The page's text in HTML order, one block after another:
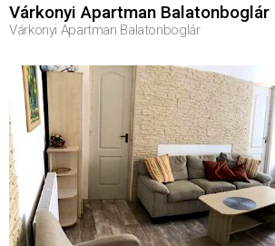
Várkonyi Apartman Balatonboglár
Várkonyi Apartman Balatonboglár